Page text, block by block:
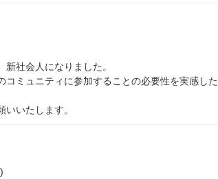
新社会人になりました。
コミュニティに参加することの必要性を実感し
いいたします。